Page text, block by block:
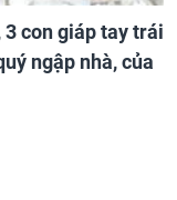
con giáp tay trái
ngập nhà, của